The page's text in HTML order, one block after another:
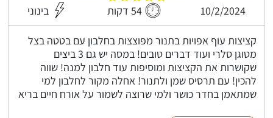
10/2/2024 54 דקות בינוני
קציצות עוף אפויות בתנור מפוצצות בחלבון עם בטטה בצל
מטוגן סלרי ועוד דברים טובים! במסה יש גם 3 ביצים
שקושרות את הקציצות ומוסיפות עוד חלבון למנה! שווה
להכין! עם תרסיס שמן ולתנור! אחלה מקור לחלבון למי
שמתאמן בחדר כושר ולמי שרוצה לשמור על אורח חיים בריא